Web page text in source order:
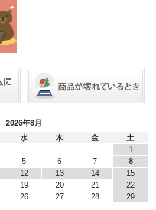
2026年8月
水 木 金
土
1
5 6 7
8
12 13 14
15
19 20 21
22
26 27 28
29